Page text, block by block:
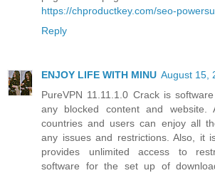
https://chproductkey.com/seo-
Reply
ENJOY LIFE WITH MINU August 15,
PureVPN 11.11.1.0 Crack is
any blocked content and website.
countries and users can enjoy all
any issues and restrictions. Also, it
provides unlimited access to
software for the set up of